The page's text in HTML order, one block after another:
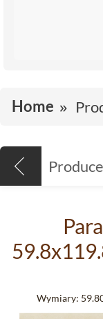
Home
Wymiary: